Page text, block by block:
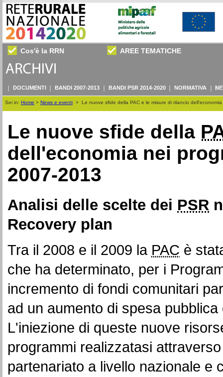
Cos'è la RRN AREE TEMATICHE
DOCUMENTI BANDI 2007-2013 BANDI PSR 2014-2020 NORMATIVA
Sei in: Home > News e eventi > Le nuove sfide della PAC e le misure di rilancio
Le nuove sfide della
dell'economia nei
2007-2013
Analisi delle scelte dei PSR
Recovery plan
Tra il 2008 e il 2009 la PAC è
che ha determinato, per i
incremento di fondi comunitari
ad un aumento di spesa
L'iniezione di queste nuove
programmi realizzatasi
partenariato a livello nazionale e